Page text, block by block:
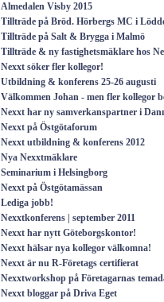
Almedalen Visby 2015
Tillträde på Bröd. Hörbergs MC i
Tillträde på Salt & Brygga i Malmö
Tillträde & ny fastighetsmäklare hos
Nexxt söker fler kollegor!
Utbildning & konferens 25-26 augusti
Välkommen Johan - men fler kollegor
Nexxt har ny samverkanspartner i
Nexxt på Östgötaforum
Nexxt utbildning & konferens 2012
Nya Nexxtmäklare
Seminarium i Helsingborg
Nexxt på Östgötamässan
Lediga jobb!
Nexxtkonferens | september 2011
Nexxt har nytt Göteborgskontor!
Nexxt hälsar nya kollegor välkomna!
Nexxt är nu R-Företags certifierat
Nexxtworkshop på Företagarnas
Nexxt bloggar på Driva Eget